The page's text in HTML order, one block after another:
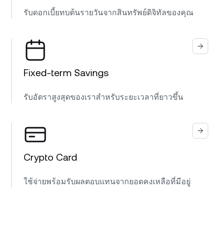
รับดอกเบี้ยทบต้นรายวันจากสินทรัพย์ดิจิทัลของคุณ
Fixed-term Savings
รับอัตราสูงสุดของเราสำหรับระยะเวลาที่ยาวขึ้น
Crypto Card
ใช้จ่ายพร้อมรับผลตอบแทนจากยอดคงเหลือที่มีอยู่